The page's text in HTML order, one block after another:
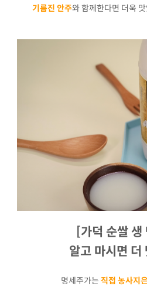
기름진 안주와 함께한다면 더욱
[가덕 순쌀 생
알고 마시면 더
명세주가는 직접 농사지